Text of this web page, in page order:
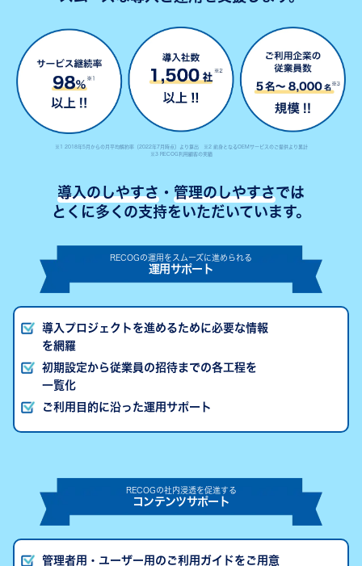
※1 2018年5月からの月平均解約率（2022年7月時点）より算出 ※2 前身となるOEMサービスのご提供より累計
※3 RECOG利用顧客の実績
導入のしやすさ ・ 管理のしやすさでは
とくに多くの支持をいただいています。
RECOGの運用をスムーズに進められる
運用サポート
導入プロジェクトを進めるために必要な情報
を網羅
初期設定から従業員の招待までの各工程を
一覧化
ご利用目的に沿った運用サポート
RECOGの社内浸透を促進する
コンテンツサポート
管理者用・ユーザー用のご利用ガイドをご用意